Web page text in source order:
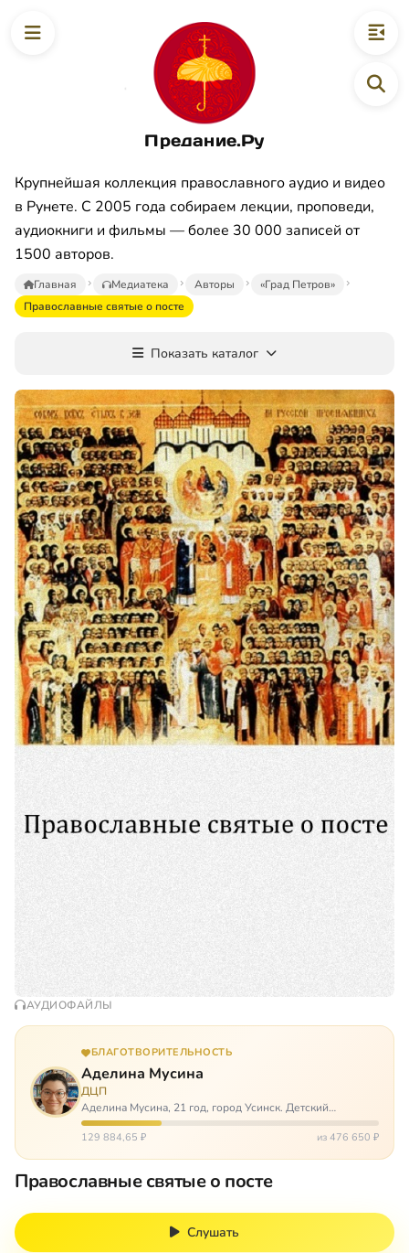
Предание.Ру
Крупнейшая коллекция православного аудио и видео
в Рунете. С 2005 года собираем лекции, проповеди,
аудиокниги и фильмы — более 30 000 записей от
1500 авторов.
Главная Медиатека Авторы
«Град Петров»
Православные святые о посте
Показать каталог
АУДИОФАЙЛЫ
БЛАГОТВОРИТЕЛЬНОСТЬ
Аделина Мусина
ДЦП
Аделина Мусина, 21 год, город Усинск. Детский
церебральный паралич, передвигается на ходунках или
коляске. Аделине требуется помощь, чтобы ноги
129 884,65 ₽ из 476 650 ₽
Православные святые о посте
Слушать